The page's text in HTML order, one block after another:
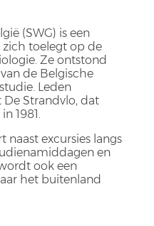
(SWG) is een
zich toelegt op de
Ze ontstond
de Belgische
Leden
Strandvlo, dat
1981.
naast excursies langs
en
ook een
het buitenland